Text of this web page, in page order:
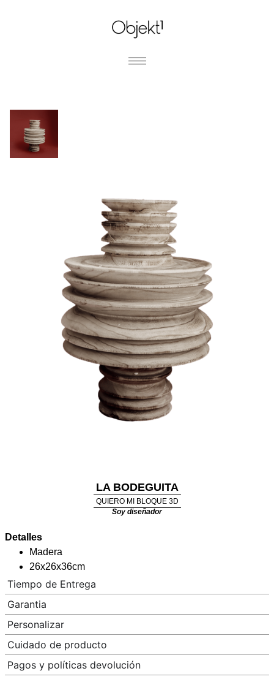
LA BODEGUITA
QUIERO MI BLOQUE 3D
Soy diseñador
Detalles
Madera
26x26x36cm
Tiempo de Entrega
Garantia
Personalizar
Cuidado de producto
Pagos y políticas devolución